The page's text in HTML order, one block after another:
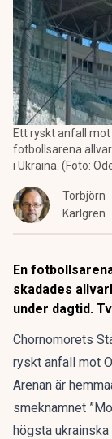
Ett ryskt anfall
fotbollsarena
i Ukraina. (Foto:
Torbjörn
Karlgren
En
skadades
under dagtid.
Chornomorets
ryskt anfall mot
Arenan är
smeknamnet
högsta